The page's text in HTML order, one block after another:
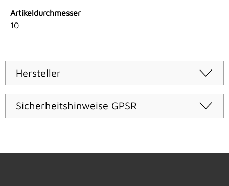
Artikeldurchmesser
10
Hersteller
Sicherheitshinweise GPSR